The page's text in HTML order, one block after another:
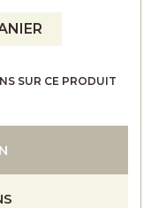
SUR CE PRODUIT